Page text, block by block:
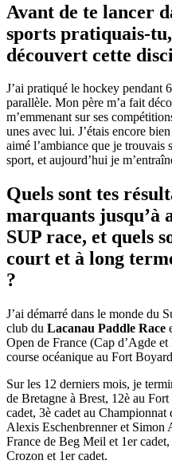
Avant de te lancer
sports pratiquais-
découvert cette
J’ai pratiqué le hockey pendant
parallèle. Mon père m’a fait
m’emmenant sur ses
unes avec lui. J’étais encore
aimé l’ambiance que je trouvais
sport, et aujourd’hui je
Quels sont tes
marquants jusqu’à
SUP race, et quels
court et à long
?
J’ai démarré dans le monde du
club du Lacanau Paddle Race
Open de France (Cap d’Agde
course océanique au Fort
Sur les 12 derniers mois, je
de Bretagne à Brest, 12è au
cadet, 3è cadet au
Alexis Eschenbrenner et Simon
France de Beg Meil et 1er
Crozon et 1er cadet.